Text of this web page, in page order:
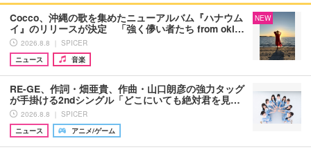
Cocco、沖縄の歌を集めたニューアルバム『ハナウム
イ』のリリースが決定 「強く儚い者たち from oki…
2026.8.8 ｜ SPICER
ニュース
音楽
NEW
RE-GE、作詞・畑亜貴、作曲・山口朗彦の強力タッグ
が手掛ける2ndシングル「どこにいても絶対君を見…
2026.8.8 ｜ SPICER
ニュース
アニメ/ゲーム